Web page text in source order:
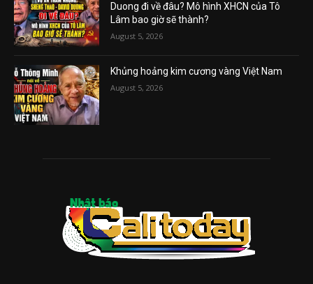
Duong đi về đâu? Mô hình XHCN của Tô
Lâm bao giờ sẽ thành?
August 5, 2026
Khủng hoảng kim cương vàng Việt Nam
August 5, 2026